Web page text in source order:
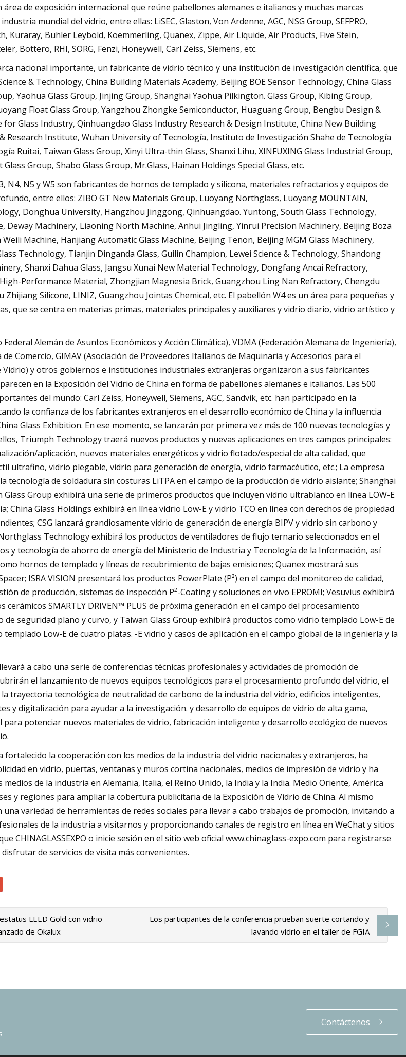
área de exposición internacional que reúne pabellones alemanes e italianos y muchas marcas
mundial del vidrio, entre ellas: LiSEC, Glaston, Von Ardenne, AGC, NSG Group, SEFPRO,
Kuraray, Buhler Leybold, Koemmerling, Quanex, Zippe, Air Liquide, Air Products, Five Stein,
Bottero, RHI, SORG, Fenzi, Honeywell, Carl Zeiss, Siemens, etc.
nacional importante, un fabricante de vidrio técnico y una institución de investigación científica, que
& Technology, China Building Materials Academy, Beijing BOE Sensor Technology, China Glass
Yaohua Glass Group, Jinjing Group, Shanghai Yaohua Pilkington. Glass Group, Kibing Group,
Float Glass Group, Yangzhou Zhongke Semiconductor, Huaguang Group, Bengbu Design &
for Glass Industry, Qinhuangdao Glass Industry Research & Design Institute, China New Building
Research Institute, Wuhan University of Tecnología, Instituto de Investigación Shahe de Tecnología
Ruitai, Taiwan Glass Group, Xinyi Ultra-thin Glass, Shanxi Lihu, XINFUXING Glass Industrial Group,
Glass Group, Shabo Glass Group, Mr.Glass, Hainan Holdings Special Glass, etc.
N4, N5 y W5 son fabricantes de hornos de templado y silicona, materiales refractarios y equipos de
entre ellos: ZIBO GT New Materials Group, Luoyang Northglass, Luoyang MOUNTAIN,
Donghua University, Hangzhou Jinggong, Qinhuangdao. Yuntong, South Glass Technology,
Deway Machinery, Liaoning North Machine, Anhui Jingling, Yinrui Precision Machinery, Beijing Boza
Machine, Hanjiang Automatic Glass Machine, Beijing Tenon, Beijing MGM Glass Machinery,
Technology, Tianjin Dinganda Glass, Guilin Champion, Lewei Science & Technology, Shandong
Shanxi Dahua Glass, Jangsu Xunai New Material Technology, Dongfang Ancai Refractory,
Performance Material, Zhongjian Magnesia Brick, Guangzhou Ling Nan Refractory, Chengdu
Zhijiang Silicone, LINIZ, Guangzhou Jointas Chemical, etc. El pabellón W4 es un área para pequeñas y
que se centra en materias primas, materiales principales y auxiliares y vidrio diario, vidrio artístico y
Alemán de Asuntos Económicos y Acción Climática), VDMA (Federación Alemana de Ingeniería),
de Comercio, GIMAV (Asociación de Proveedores Italianos de Maquinaria y Accesorios para el
Vidrio) y otros gobiernos e instituciones industriales extranjeras organizaron a sus fabricantes
en la Exposición del Vidrio de China en forma de pabellones alemanes e italianos. Las 500
del mundo: Carl Zeiss, Honeywell, Siemens, AGC, Sandvik, etc. han participado en la
la confianza de los fabricantes extranjeros en el desarrollo económico de China y la influencia
Glass Exhibition. En ese momento, se lanzarán por primera vez más de 100 nuevas tecnologías y
Triumph Technology traerá nuevos productos y nuevas aplicaciones en tres campos principales:
aplicación, nuevos materiales energéticos y vidrio flotado/especial de alta calidad, que
ultrafino, vidrio plegable, vidrio para generación de energía, vidrio farmacéutico, etc.; La empresa
tecnología de soldadura sin costuras LiTPA en el campo de la producción de vidrio aislante; Shanghai
Glass Group exhibirá una serie de primeros productos que incluyen vidrio ultrablanco en línea LOW-E
China Glass Holdings exhibirá en línea vidrio Low-E y vidrio TCO en línea con derechos de propiedad
CSG lanzará grandiosamente vidrio de generación de energía BIPV y vidrio sin carbono y
Technology exhibirá los productos de ventiladores de flujo ternario seleccionados en el
y tecnología de ahorro de energía del Ministerio de Industria y Tecnología de la Información, así
hornos de templado y líneas de recubrimiento de bajas emisiones; Quanex mostrará sus
ISRA VISION presentará los productos PowerPlate (P²) en el campo del monitoreo de calidad,
de producción, sistemas de inspección P²-Coating y soluciones en vivo EPROMI; Vesuvius exhibirá
cerámicos SMARTLY DRIVEN™ PLUS de próxima generación en el campo del procesamiento
de seguridad plano y curvo, y Taiwan Glass Group exhibirá productos como vidrio templado Low-E de
Low-E de cuatro platas. -E vidrio y casos de aplicación en el campo global de la ingeniería y la
a cabo una serie de conferencias técnicas profesionales y actividades de promoción de
el lanzamiento de nuevos equipos tecnológicos para el procesamiento profundo del vidrio, el
trayectoria tecnológica de neutralidad de carbono de la industria del vidrio, edificios inteligentes,
y digitalización para ayudar a la investigación. y desarrollo de equipos de vidrio de alta gama,
potenciar nuevos materiales de vidrio, fabricación inteligente y desarrollo ecológico de nuevos
fortalecido la cooperación con los medios de la industria del vidrio nacionales y extranjeros, ha
en vidrio, puertas, ventanas y muros cortina nacionales, medios de impresión de vidrio y ha
medios de la industria en Alemania, Italia, el Reino Unido, la India y la India. Medio Oriente, América
y regiones para ampliar la cobertura publicitaria de la Exposición de Vidrio de China. Al mismo
variedad de herramientas de redes sociales para llevar a cabo trabajos de promoción, invitando a
de la industria a visitarnos y proporcionando canales de registro en línea en WeChat y sitios
CHINAGLASSEXPO o inicie sesión en el sitio web oficial www.chinaglass-expo.com para registrarse
de servicios de visita más convenientes.
LEED Gold con vidrio
de Okalux
Los participantes de la conferencia prueban suerte cortando y
lavando vidrio en el taller de FGIA
Contáctenos